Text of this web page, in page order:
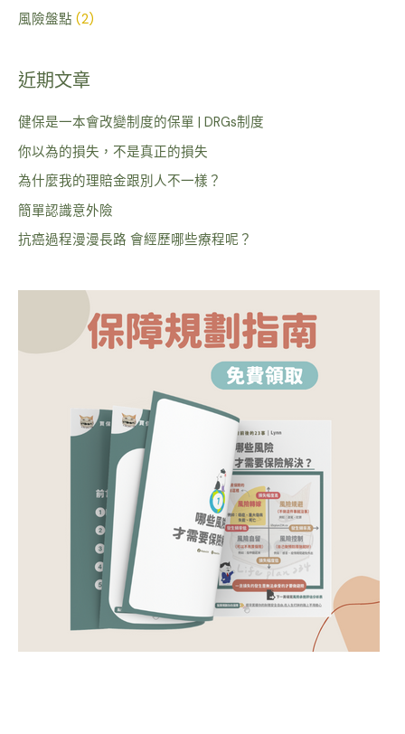
風險盤點 (2)
近期文章
健保是一本會改變制度的保單 | DRGs制度
你以為的損失，不是真正的損失
為什麼我的理賠金跟別人不一樣？
簡單認識意外險
抗癌過程漫漫長路 會經歷哪些療程呢？